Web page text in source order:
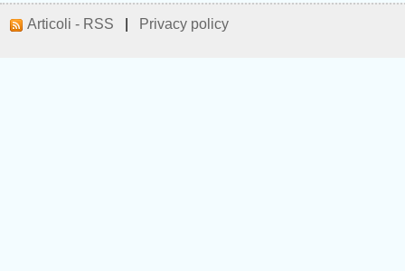
Articoli - RSS Privacy policy